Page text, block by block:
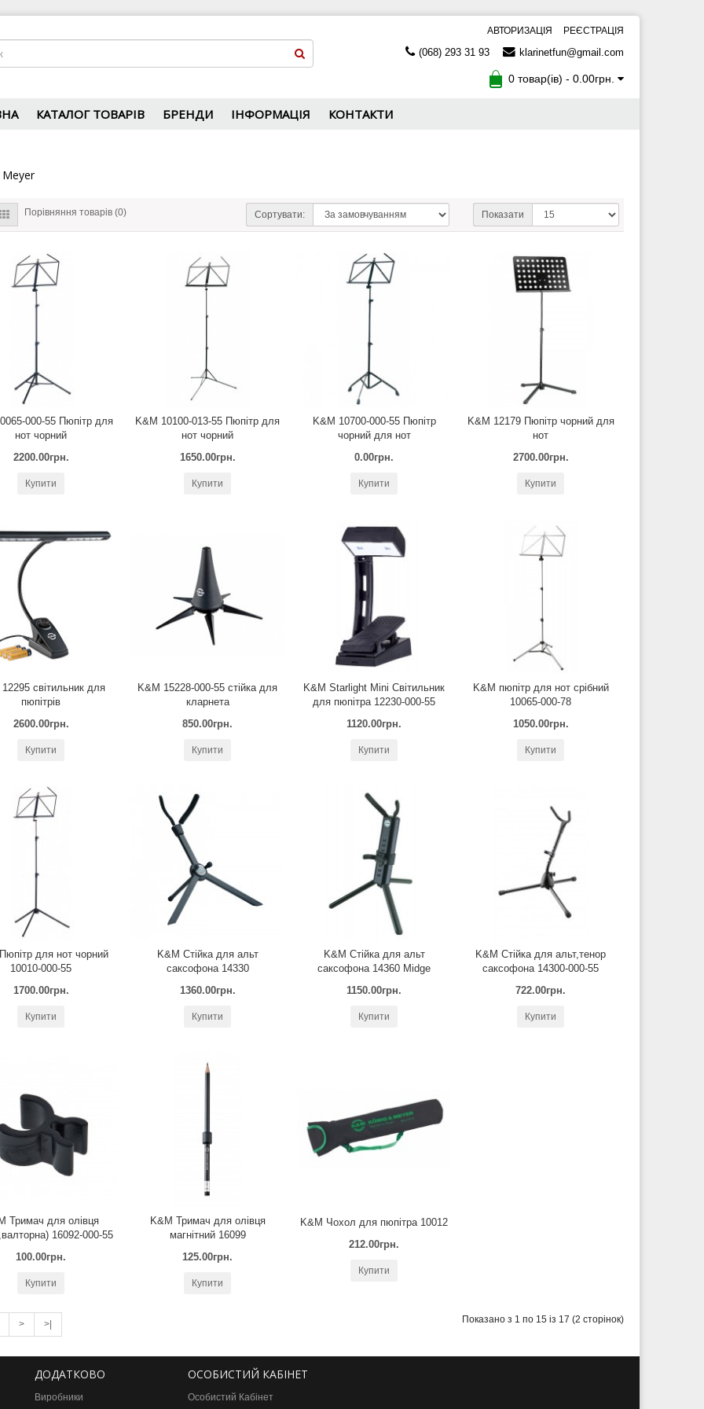
АВТОРИЗАЦІЯ РЕЄСТРАЦІЯ
(068) 293 31 93 klarinetfun@gmail.com
0 товар(ів) - 0.00грн.
КАТАЛОГ ТОВАРІВ БРЕНДИ ІНФОРМАЦІЯ КОНТАКТИ
Порівняння товарів (0) Сортувати: Показати
000-55 Пюпітр для
нот чорний
2200.00грн.
Купити
K&M 10100-013-55 Пюпітр для
нот чорний
1650.00грн.
Купити
K&M 10700-000-55 Пюпітр
чорний для нот
0.00грн.
Купити
K&M 12179 Пюпітр чорний для
нот
2700.00грн.
Купити
cвітильник для
пюпітрів
2600.00грн.
Купити
K&M 15228-000-55 cтійка для
кларнетa
850.00грн.
Купити
K&M Starlight Mini Світильник
для пюпітра 12230-000-55
1120.00грн.
Купити
K&M пюпітр для нот срібний
10065-000-78
1050.00грн.
Купити
для нот чорний
10010-000-55
1700.00грн.
Купити
K&M Стійка для альт
саксофона 14330
1360.00грн.
Купити
K&M Стійка для альт
саксофона 14360 Midge
1150.00грн.
Купити
K&M Стійка для альт,тенор
саксофона 14300-000-55
722.00грн.
Купити
Тримач для олівця
16092-000-55
100.00грн.
Купити
K&M Тримач для олівця
магнітний 16099
125.00грн.
Купити
K&M Чохол для пюпітра 10012
212.00грн.
Купити
> >| Показано з 1 по 15 із 17 (2 сторінок)
ДОДАТКОВО
Виробники
ОСОБИСТИЙ КАБІНЕТ
Особистий Кабінет